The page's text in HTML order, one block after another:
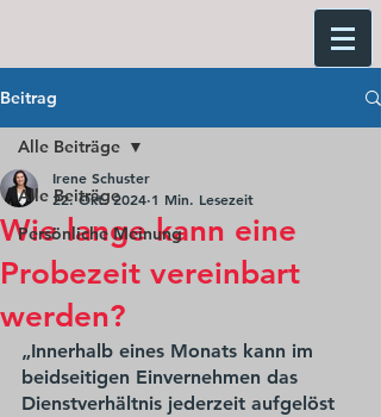
Beitrag
Alle Beiträge
Persönliche Meinung
Alle Beiträge
Wie lange kann eine
Probezeit vereinbart
werden?
Irene Schuster
22. Okt. 2024 1 Min. Lesezeit
„Innerhalb eines Monats kann im
beidseitigen Einvernehmen das
Dienstverhältnis jederzeit aufgelöst